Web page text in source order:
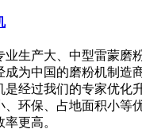
业生产大、中型雷蒙磨
成为中国的磨粉机制造
是经过我们的专家优化
、环保、占地面积小等
更高。